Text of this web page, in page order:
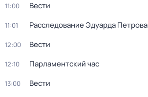
11:00 Вести
11:01 Расследование Эдуарда Петрова
12:00 Вести
12:10 Парламентский час
13:00 Вести